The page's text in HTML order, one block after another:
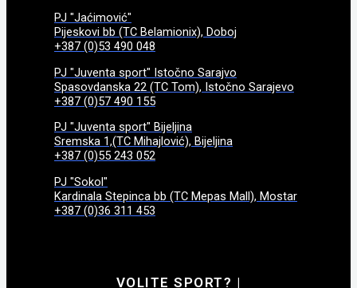
PJ "Jaćimović"
Pijeskovi bb (TC Belamionix), Doboj
+387 (0)53 490 048
PJ "Juventa sport" Istočno Sarajvo
Spasovdanska 22 (TC Tom), Istočno Sarajevo
+387 (0)57 490 155
PJ "Juventa sport" Bijeljina
Sremska 1,(TC Mihajlović), Bijeljina
+387 (0)55 243 052
PJ "Sokol"
Kardinala Stepinca bb (TC Mepas Mall), Mostar
+387 (0)36 311 453
VOLITE SPORT? |